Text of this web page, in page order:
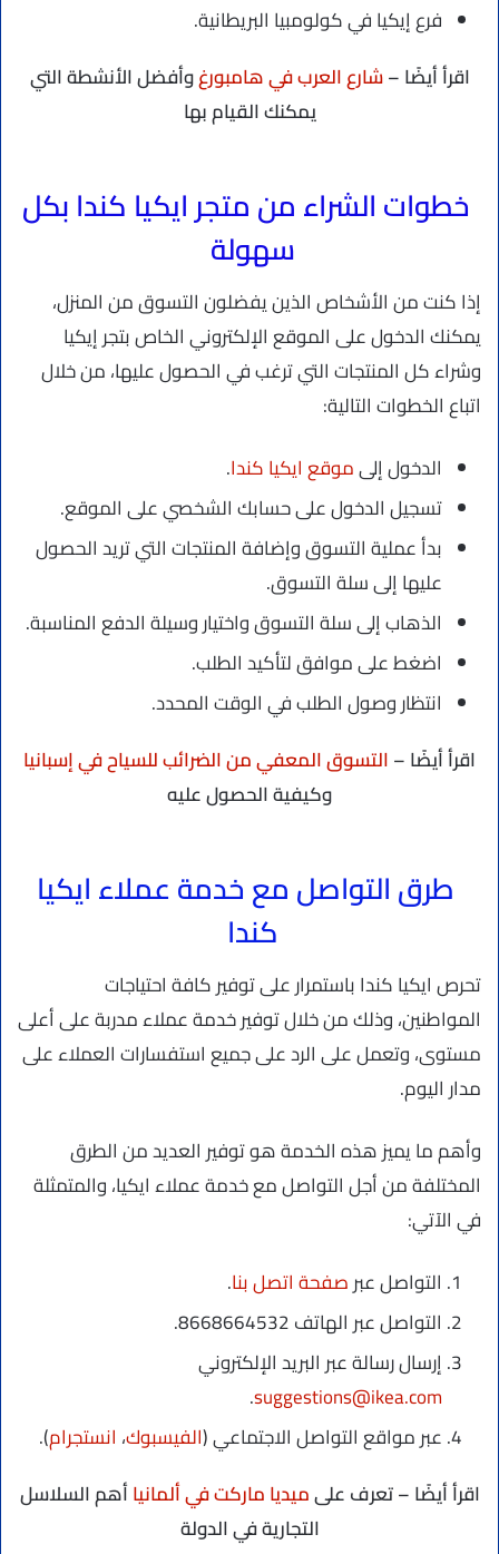
فرع إيكيا في كولومبيا البريطانية.
اقرأ أيضًا –شارع العرب في هامبورغوأفضل الأنشطة التي
يمكنك القيام بها
خطوات الشراء من متجر ايكيا كندا بكل
سهولة
إذا كنت من الأشخاص الذين يفضلون التسوق من المنزل،
يمكنك الدخول على الموقع الإلكتروني الخاص بتجر إيكيا
وشراء كل المنتجات التي ترغب في الحصول عليها، من خلال
اتباع الخطوات التالية:
الدخول إلىموقع ايكيا كندا.
تسجيل الدخول على حسابك الشخصي على الموقع.
بدأ عملية التسوق وإضافة المنتجات التي تريد الحصول
عليها إلى سلة التسوق.
الذهاب إلى سلة التسوق واختيار وسيلة الدفع المناسبة.
اضغط على موافق لتأكيد الطلب.
انتظار وصول الطلب في الوقت المحدد.
اقرأ أيضًا –التسوق المعفي من الضرائب للسياح في إسبانيا
وكيفية الحصول عليه
طرق التواصل مع خدمة عملاء ايكيا
كندا
تحرص ايكيا كندا باستمرار على توفير كافة احتياجات
المواطنين، وذلك من خلال توفير خدمة عملاء مدربة على أعلى
مستوى، وتعمل على الرد على جميع استفسارات العملاء على
مدار اليوم.
وأهم ما يميز هذه الخدمة هو توفير العديد من الطرق
المختلفة من أجل التواصل مع خدمة عملاء ايكيا، والمتمثلة
في الآتي:
التواصل عبرصفحة اتصل بنا.
التواصل عبر الهاتف 8668664532.
إرسال رسالة عبر البريد الإلكتروني
suggestions@ikea.com
.
عبر مواقع التواصل الاجتماعي (الفيسبوك، انستجرام).
اقرأ أيضًا – تعرف علىميديا ماركت في ألمانياأهم السلاسل
التجارية في الدولة